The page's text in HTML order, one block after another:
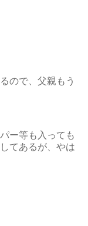
ので、父親もう
ー等も入っても
てあるが、やは